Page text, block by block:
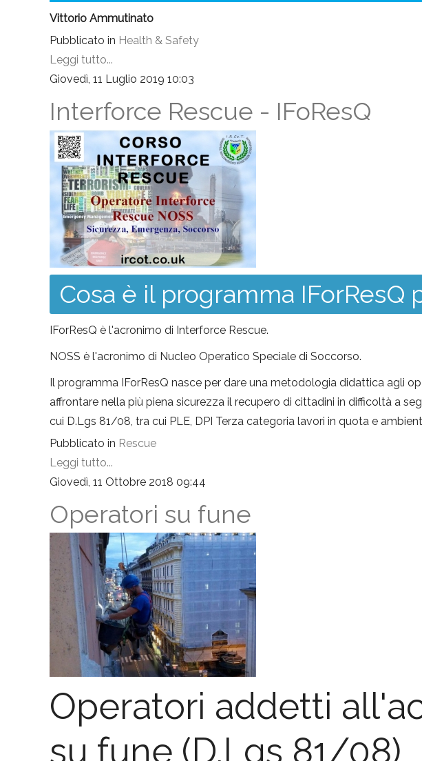
Vittorio Ammutinato
Pubblicato in Health & Safety
Leggi tutto...
Giovedì, 11 Luglio 2019 10:03
Interforce Rescue - IFoResQ
Cosa è il programma IForResQ
IForResQ è l'acronimo di Interforce Rescue.
NOSS è l'acronimo di Nucleo Operatico Speciale di Soccorso.
Il programma IForResQ nasce per dare una metodologia didattica agli
affrontare nella più piena sicurezza il recupero di cittadini in difficoltà a
cui D.Lgs 81/08, tra cui PLE, DPI Terza categoria lavori in quota e
Pubblicato in Rescue
Leggi tutto...
Giovedì, 11 Ottobre 2018 09:44
Operatori su fune
Operatori addetti
su fune (D.Lgs 81/08)